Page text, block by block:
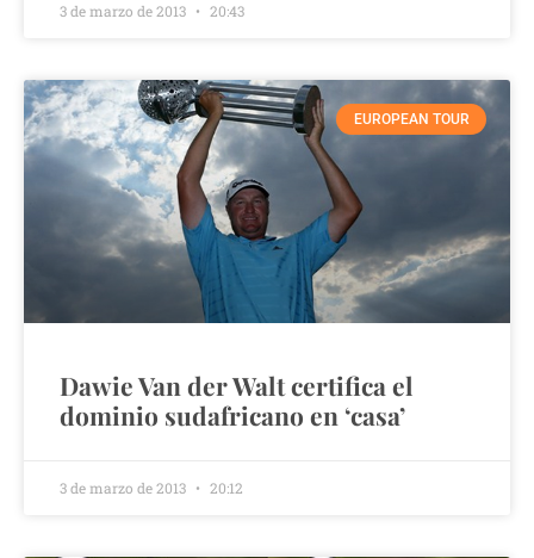
3 de marzo de 2013 20:43
EUROPEAN TOUR
Dawie Van der Walt certifica el
dominio sudafricano en ‘casa’
3 de marzo de 2013 20:12